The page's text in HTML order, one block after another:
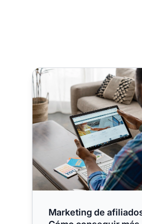
Marketing de afiliados en
Marketing de